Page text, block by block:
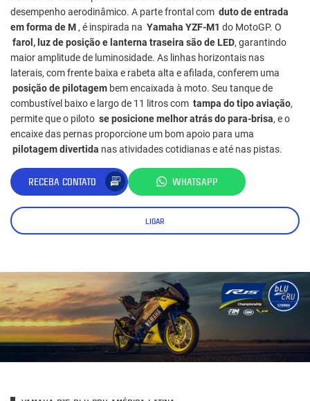
desempenho aerodinâmico. A parte frontal com duto de entrada
em forma de M , é inspirada na Yamaha YZF-M1 do MotoGP. O
farol, luz de posição e lanterna traseira são de LED, garantindo
maior amplitude de luminosidade. As linhas horizontais nas
laterais, com frente baixa e rabeta alta e afilada, conferem uma
posição de pilotagem bem encaixada à moto. Seu tanque de
combustível baixo e largo de 11 litros com tampa do tipo aviação,
permite que o piloto se posicione melhor atrás do para-brisa, e o
encaixe das pernas proporcione um bom apoio para uma
pilotagem divertida nas atividades cotidianas e até nas pistas.
RECEBA CONTATO WHATSAPP
LIGAR